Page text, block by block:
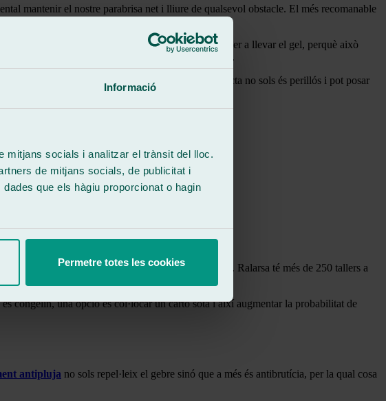
Informació
mitjans socials i analitzar el trànsit del lloc.
de mitjans socials, de publicitat i
que els hàgiu proporcionat o hagin
Permetre totes les cookies
mantenir el nostre parabrisa net i lliure de qualsevol obstacle. El més recomanable
evitaràs la pluja i qualsevol brutícia en el parabrisa.
has d’evitar és tirar aigua calenta al parabrisa per a llevar el gel, perquè això
o canviar vidre cotxe.
un parabrisa trencat de la manera incorrecta no sols és perillós i pot posar
més pròxim per a reparar esgarrapades lluna cotxe. Ralarsa té més de 250 tallers a
congelin, una opció és col·locar un cartó sota i així augmentar la probabilitat de
antipluja no sols repel·leix el gebre sinó que a més és antibrutícia, per la qual cosa